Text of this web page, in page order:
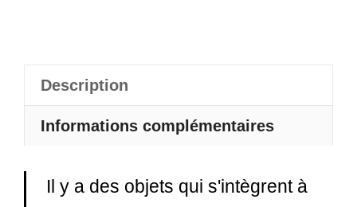
Valoria
Description
Informations complémentaires
Il y a des objets qui s'intègrent à